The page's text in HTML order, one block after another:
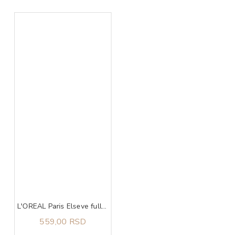
L'OREAL Paris Elseve full resist regenerator 200 ml
559,00 RSD